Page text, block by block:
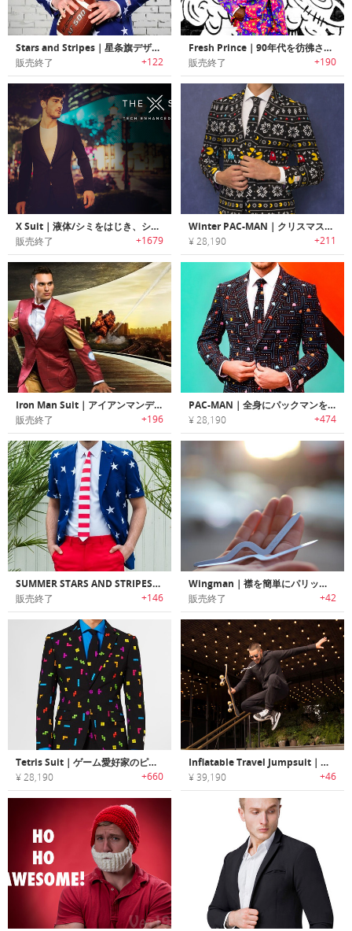
Stars and Stripes｜星条旗デザインスーツ
販売終了 +122
Fresh Prince｜90年代を彷彿させるカラフルスーツ「フレッシュプリンス」
販売終了 +190
X Suit｜液体/シミをはじき、シワにならずに匂いもつかないフルストレッチスーツ「エックススーツ」
販売終了 +1679
Winter PAC-MAN｜クリスマスに最適なパックマンメンズスーツ
¥ 28,190 +211
Iron Man Suit｜アイアンマンデザインスーツ
販売終了 +196
PAC-MAN｜全身にパックマンをあしらったスーツ
¥ 28,190 +474
SUMMER STARS AND STRIPES｜星条旗デザインサマースーツ
販売終了 +146
Wingman｜襟を簡単にパリッと見せるカラーステイ「ウィングマン」
販売終了 +42
Tetris Suit｜ゲーム愛好家のピッタリなレトロゲームモチーフプリントスーツ
¥ 28,190 +660
Inflatable Travel Jumpsuit｜旅行で活躍する空気注入式多機能ジャンプスーツ
¥ 39,190 +46